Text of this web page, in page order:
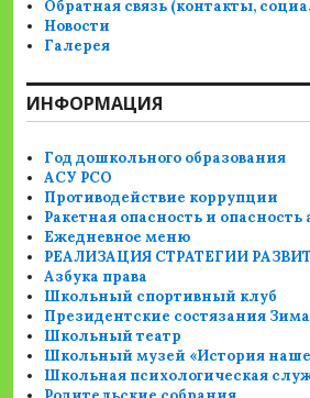
Обратная связь (контакты,
Новости
Галерея
ИНФОРМАЦИЯ
Год дошкольного образования
АСУ РСО
Противодействие коррупции
Ракетная опасность и
Ежедневное меню
РЕАЛИЗАЦИЯ СТРАТЕГИИ
Азбука права
Школьный спортивный клуб
Президентские состязания
Школьный театр
Школьный музей «История
Школьная психологическая